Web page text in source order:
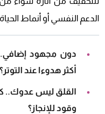
الدعم النفسي أو أنماط
دون مجهود
أكثر هدوءا عند التوتر؟
القلق ليس عدوك..
وقود للإنجاز؟